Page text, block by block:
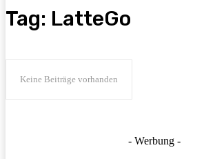
Tag: LatteGo
Keine Beiträge vorhanden
- Werbung -